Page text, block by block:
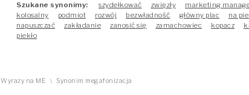
Szukane synonimy: szydełkować zwięzły marketing
kolosalny
podmiot rozwój bezwładność główny plac na
napuszczać
zakładanie zanosić się zamachowiec kopacz
piekło
Wyrazy na ME \ Synonim megafonizacja